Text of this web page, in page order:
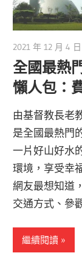
2021 年 12 月 4 日
全國最熱
懶人包：
由基督教長老
是全國最熱門
一片好山好水
環境，享受幸
網友最想知道
交通方式、參
繼續閱讀